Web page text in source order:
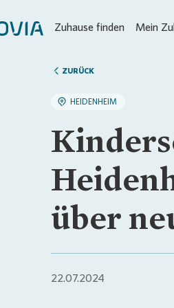
Zuhause finden Mein
ZURÜCK
HEIDENHEIM
über
22.07.2024